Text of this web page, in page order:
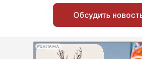
Обсудить
РЕКЛАМА